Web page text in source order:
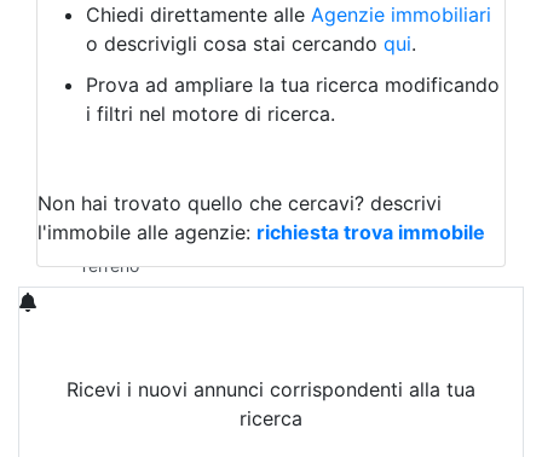
Albergo
Laboratorio Artigianale
Negozio/locale commerciale
Agriturismo
Magazzini
Qualsiasi
Terreno edificabile
Terreno
Chiedi direttamente alle Agenzie immobiliari
o descrivigli cosa stai cercando qui.
Prova ad ampliare la tua ricerca modificando
i filtri nel motore di ricerca.
Non hai trovato quello che cercavi? descrivi
l'immobile alle agenzie: richiesta trova immobile
Ricevi i nuovi annunci corrispondenti alla tua
ricerca